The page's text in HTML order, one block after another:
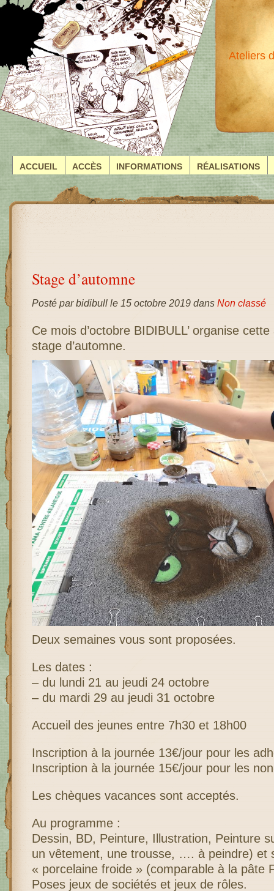
Ateliers
ACCUEIL ACCÈS INFORMATIONS RÉALISATIONS
Stage d’automne
Posté par bidibull le 15 octobre 2019 dans Non classé
Ce mois d’octobre BIDIBULL’ organise
stage d’automne.
Deux semaines vous sont proposées.
Les dates :
– du lundi 21 au jeudi 24 octobre
– du mardi 29 au jeudi 31 octobre
Accueil des jeunes entre 7h30 et 18h00
Inscription à la journée 13€/jour pour les
Inscription à la journée 15€/jour pour les
Les chèques vacances sont acceptés.
Au programme :
Dessin, BD, Peinture, Illustration, Peinture
un vêtement, une trousse, …. à peindre) et
« porcelaine froide » (comparable à la pâte
Poses jeux de sociétés et jeux de rôles.